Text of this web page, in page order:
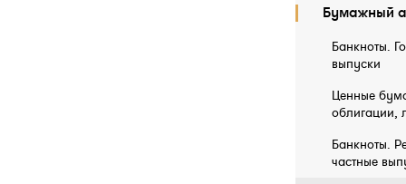
Бумажный
Банкноты.
выпуски
Ценные
облигации,
Банкноты.
частные